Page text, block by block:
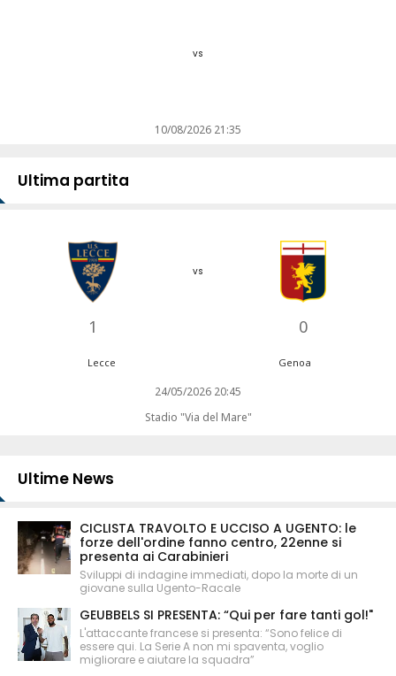
vs
10/08/2026 21:35
Ultima partita
1
vs
0
Lecce Genoa
24/05/2026 20:45
Stadio "Via del Mare"
Ultime News
CICLISTA TRAVOLTO E UCCISO A UGENTO: le
forze dell'ordine fanno centro, 22enne si
presenta ai Carabinieri
Sviluppi di indagine immediati, dopo la morte di un
giovane sulla Ugento-Racale
GEUBBELS SI PRESENTA: “Qui per fare tanti gol!"
L'attaccante francese si presenta: “Sono felice di
essere qui. La Serie A non mi spaventa, voglio
migliorare e aiutare la squadra”